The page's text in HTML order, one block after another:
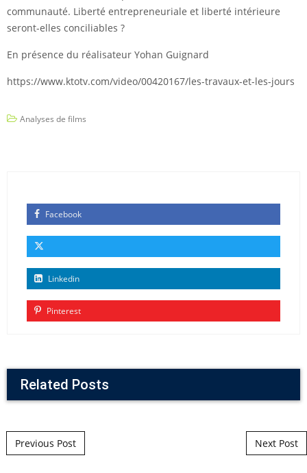
communauté. Liberté entrepreneuriale et liberté intérieure
seront-elles conciliables ?
En présence du réalisateur Yohan Guignard
https://www.ktotv.com/video/00420167/les-travaux-et-les-jours
Analyses de films
Facebook
Linkedin
Pinterest
Related Posts
Post navigation
Previous Post Next Post